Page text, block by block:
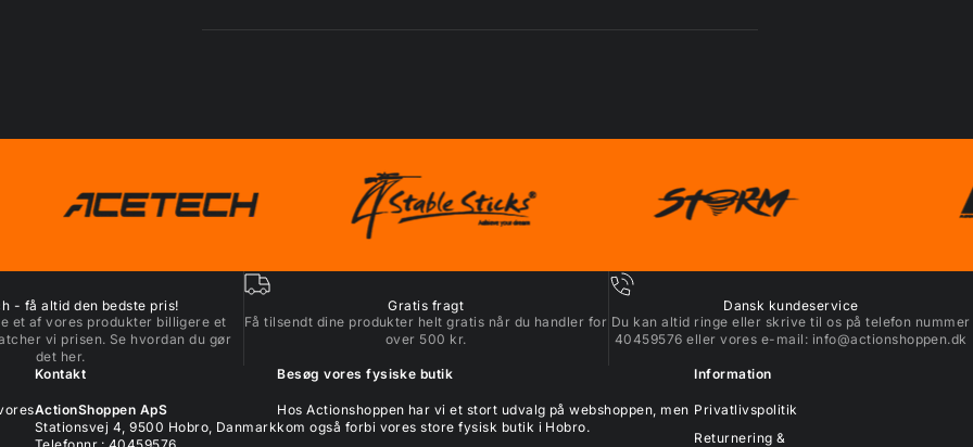
- få altid den bedste pris!
et af vores produkter billigere et
vi prisen. Se hvordan du gør
det her.
Gratis fragt
Få tilsendt dine produkter helt gratis når du handler for
over 500 kr.
Dansk kundeservice
Du kan altid ringe eller skrive til os på telefon nummer
40459576 eller vores e-mail: info@actionshoppen.dk
Kontakt
ActionShoppen ApS
Stationsvej 4, 9500 Hobro, Danmark
Besøg vores fysiske butik
Hos Actionshoppen har vi et stort udvalg på webshoppen, men
kom også forbi vores store fysisk butik i Hobro.
Information
Privatlivspolitik
Returnering &